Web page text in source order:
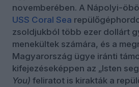
novemberében. A Nápolyi-
USS Coral Sea
zsoldjukból több ezer dollárt
menekültek számára, és a
Magyarország ügye iránti
kifejezéseképpen az „Isten
You) feliratot is kirakták a